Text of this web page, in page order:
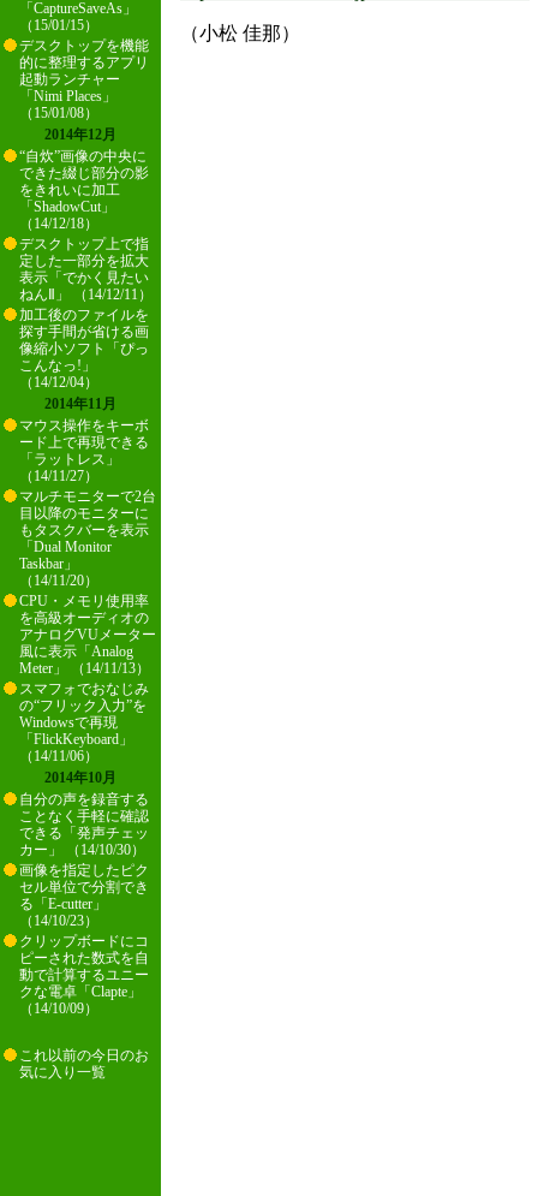
「CaptureSaveAs」
（15/01/15）
デスクトップを機能
的に整理するアプリ
起動ランチャー
「Nimi Places」
（15/01/08）
2014年12月
“自炊”画像の中央に
できた綴じ部分の影
をきれいに加工
「ShadowCut」
（14/12/18）
デスクトップ上で指
定した一部分を拡大
表示「でかく見たい
ねんⅡ」 （14/12/11）
加工後のファイルを
探す手間が省ける画
像縮小ソフト「ぴっ
こんなっ!」
（14/12/04）
2014年11月
マウス操作をキーボ
ード上で再現できる
「ラットレス」
（14/11/27）
マルチモニターで2台
目以降のモニターに
もタスクバーを表示
「Dual Monitor
Taskbar」
（14/11/20）
CPU・メモリ使用率
を高級オーディオの
アナログVUメーター
風に表示「Analog
Meter」 （14/11/13）
スマフォでおなじみ
の“フリック入力”を
Windowsで再現
「FlickKeyboard」
（14/11/06）
2014年10月
自分の声を録音する
ことなく手軽に確認
できる「発声チェッ
カー」 （14/10/30）
画像を指定したピク
セル単位で分割でき
る「E-cutter」
（14/10/23）
クリップボードにコ
ピーされた数式を自
動で計算するユニー
クな電卓「Clapte」
（14/10/09）
これ以前の今日のお
気に入り一覧
（小松 佳那）